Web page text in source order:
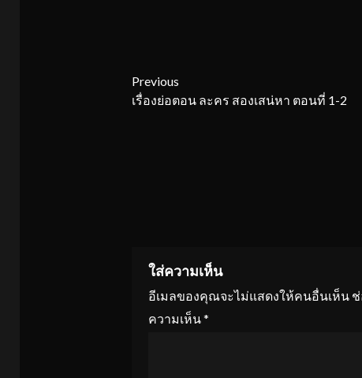
Continue
Reading
Previous
เรื่องย่อตอน ละคร สองเสน่หา ตอนที่ 1-2
ใส่ความเห็น
อีเมลของคุณจะไม่แสดงให้คนอื่นเห็น
ความเห็น*